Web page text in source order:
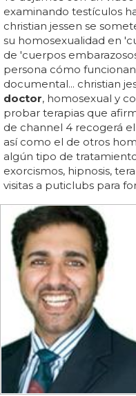
examinando testículos
christian jessen se
su homosexualidad en
de 'cuerpos
persona cómo
documental... christian
doctor, homosexual y
probar terapias que
de channel 4 recogerá
así como el de otros
algún tipo de
exorcismos, hipnosis,
visitas a puticlubs para